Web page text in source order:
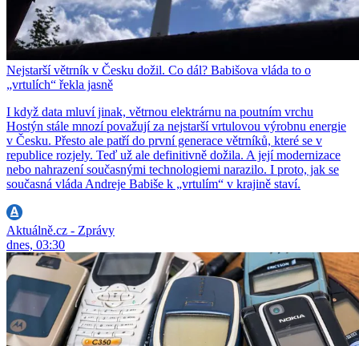
Nejstarší větrník v Česku dožil. Co dál? Babišova vláda to o
„vrtulích“ řekla jasně
I když data mluví jinak, větrnou elektrárnu na poutním vrchu
Hostýn stále mnozí považují za nejstarší vrtulovou výrobnu energie
v Česku. Přesto ale patří do první generace větrníků, které se v
republice rozjely. Teď už ale definitivně dožila. A její modernizace
nebo nahrazení současnými technologiemi narazilo. I proto, jak se
současná vláda Andreje Babiše k „vrtulím“ v krajině staví.
Aktuálně.cz - Zprávy
dnes, 03:30